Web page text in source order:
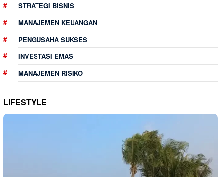
STRATEGI BISNIS
MANAJEMEN KEUANGAN
PENGUSAHA SUKSES
INVESTASI EMAS
MANAJEMEN RISIKO
LIFESTYLE